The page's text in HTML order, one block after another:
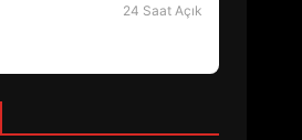
24 Saat Açık
GEÇİYOR: GÖZLER